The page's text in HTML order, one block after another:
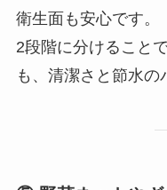
衛生面も安心です。
2段階に分けること
も、清潔さと節水の